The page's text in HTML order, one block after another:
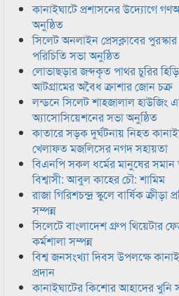
কানাইঘাটে প্রশাসনের উদ্যোগে
অনুষ্ঠিত
সিলেট অনলাইন প্রেসক্লাবের
পরিচিতি সভা অনুষ্ঠিত
লোভাছড়ার জব্দকৃত পাথর চুরির
আটগ্রামের অবৈধ ক্রাশার জোন চক্র
লন্ডনে সিলেট শাহজালাল হাউজিং
অ্যাসোসিয়েশনের সভা অনুষ্ঠিত
কাতারে সড়ক দুর্ঘটনায় নিহত
খেলাফত মজলিসের নগদ সহায়তা
বিএনপি সকল ধর্মের মানুষের
বিশ্বাসী: আবুল কাহের চৌ: শামিম
রাজা গিরিশচন্দ্র স্কুলে বার্ষিক
সম্পন্ন
সিলেটে বাংলাদেশ গ্রুপ থিয়েটার
কর্মশালা সম্পন্ন
বিশ্ব জনসংখ্যা দিবস উপলক্ষে
প্রদান
কানাইঘাটের কিশোর আহাদের